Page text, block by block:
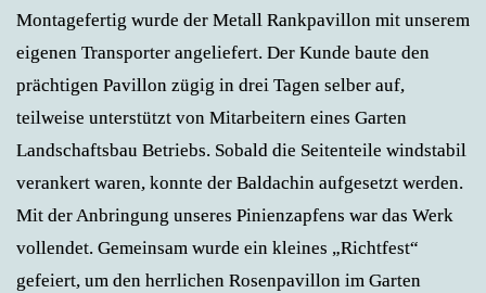
Montagefertig wurde der Metall Rankpavillon mit unserem
eigenen Transporter angeliefert. Der Kunde baute den
prächtigen Pavillon zügig in drei Tagen selber auf,
teilweise unterstützt von Mitarbeitern eines Garten
Landschaftsbau Betriebs. Sobald die Seitenteile windstabil
verankert waren, konnte der Baldachin aufgesetzt werden.
Mit der Anbringung unseres Pinienzapfens war das Werk
vollendet. Gemeinsam wurde ein kleines „Richtfest“
gefeiert, um den herrlichen Rosenpavillon im Garten